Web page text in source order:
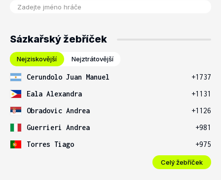
Sázkařský žebříček
Nejziskovější Nejztrátovější
Cerundolo Juan Manuel
+1737
Eala Alexandra
+1131
Obradovic Andrea
+1126
Guerrieri Andrea
+981
Torres Tiago
+975
Celý žebříček